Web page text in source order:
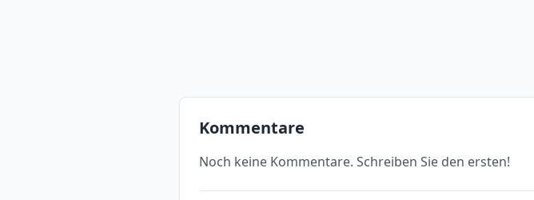
Kommentare
Noch keine Kommentare. Schreiben Sie den ersten!